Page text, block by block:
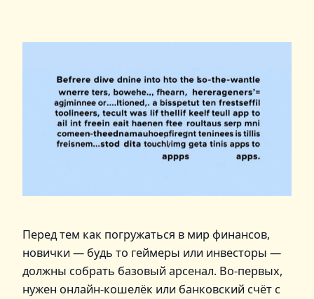
Перед тем как погружаться в мир финансов,
новички — будь то геймеры или инвесторы —
должны собрать базовый арсенал. Во-первых,
нужен онлайн-кошелёк или банковский счёт с